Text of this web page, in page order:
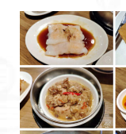
不
歸，
中
山
區
【台
北
中
正】
茗